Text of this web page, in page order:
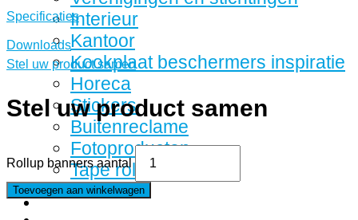
Interieur
Kantoor
Kookplaat beschermers inspiratie
Horeca
Stickers
Buitenreclame
Fotoproducten
Tape rollen
Specificaties
Downloads
Stel uw product samen
Stel uw product samen
Rollup banners aantal
Toevoegen aan winkelwagen